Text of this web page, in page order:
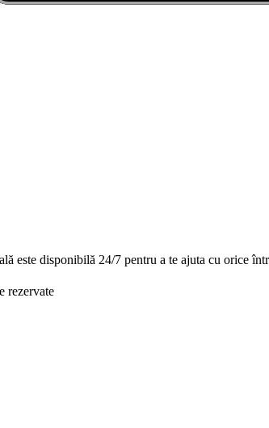
este disponibilă 24/7 pentru a te ajuta cu orice
rezervate